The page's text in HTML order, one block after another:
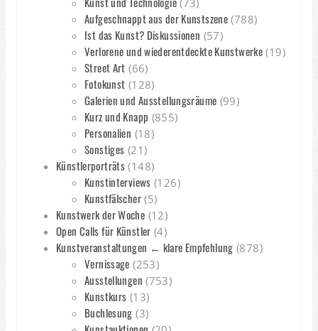
(73)
Aufgeschnappt aus der Kunstszene (788)
Ist das Kunst? Diskussionen (57)
Verlorene und wiederentdeckte Kunstwerke (19)
Street Art (66)
Fotokunst (128)
Galerien und Ausstellungsräume (99)
Kurz und Knapp (855)
Personalien (18)
Sonstiges (21)
Künstlerporträts (148)
Kunstinterviews (126)
Kunstfälscher(5)
Kunstwerk der Woche (12)
Open Calls für Künstler (4)
Kunstveranstaltungen ← klare Empfehlung (878)
Vernissage (253)
Ausstellungen (753)
Kunstkurs (13)
Buchlesung (3)